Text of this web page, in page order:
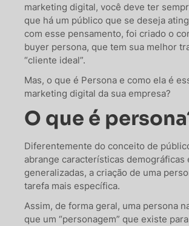
marketing digital, você deve ter
que há um público que se deseja
com esse pensamento, foi criado o
buyer persona, que tem sua melhor
“cliente ideal”.
Mas, o que é Persona e como ela é
marketing digital da sua empresa?
O que é
Diferentemente do conceito de
abrange características demográficas
generalizadas, a criação de uma
tarefa mais específica.
Assim, de forma geral, uma persona
que um “personagem” que existe